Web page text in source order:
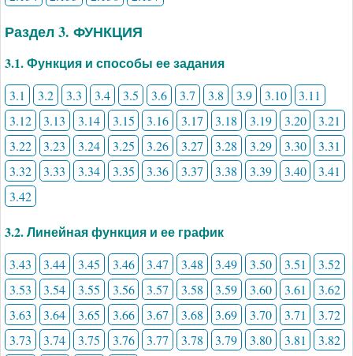
Раздел 3. ФУНКЦИЯ
3.1. Функция и способы ее задания
3.1 3.2 3.3 3.4 3.5 3.6 3.7 3.8 3.9 3.10
3.11
3.12
3.13 3.14 3.15 3.16 3.17 3.18 3.19 3.20
3.21
3.22
3.23 3.24 3.25 3.26 3.27 3.28 3.29 3.30
3.31
3.32
3.33 3.34 3.35 3.36 3.37 3.38 3.39 3.40
3.41
3.42
3.2. Линейная функция и ее график
3.43 3.44 3.45 3.46 3.47 3.48 3.49 3.50 3.51
3.52
3.53
3.54 3.55 3.56 3.57 3.58 3.59 3.60 3.61
3.62
3.63
3.64 3.65 3.66 3.67 3.68 3.69 3.70 3.71
3.72
3.73
3.74 3.75 3.76 3.77 3.78 3.79 3.80 3.81
3.82